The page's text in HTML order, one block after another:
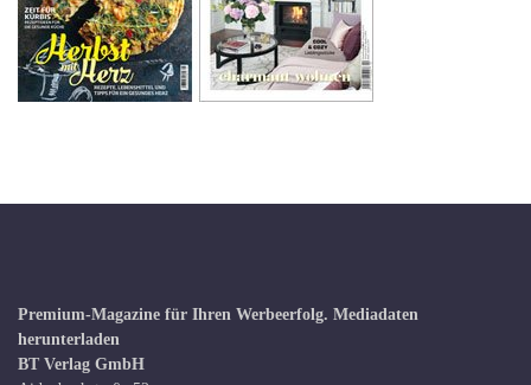
Premium-Magazine für Ihren Werbeerfolg. Mediadaten
herunterladen
BT Verlag GmbH